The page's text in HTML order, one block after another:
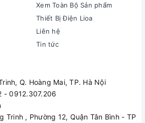
Xem Toàn Bộ Sản phẩm
Thiết Bị Điện Lioa
Liên hệ
Tin tức
Q. Hoàng Mai, TP. Hà Nội
- 0912.307.206
Trinh , Phường 12, Quận Tân Bình - TP